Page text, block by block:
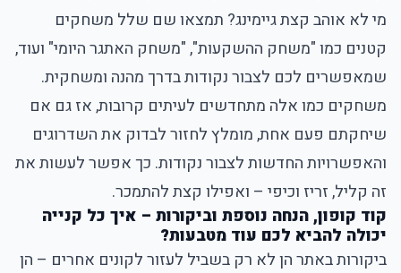
מי לא אוהב קצת גיימינג? תמצאו שם שלל משחקים
קטנים כמו "משחק ההשקעות", "משחק האתגר היומי" ועוד,
שמאפשרים לכם לצבור נקודות בדרך מהנה ומשחקית.
משחקים כמו אלה מתחדשים לעיתים קרובות, אז גם אם
שיחקתם פעם אחת, מומלץ לחזור לבדוק את השדרוגים
והאפשרויות החדשות לצבור נקודות. כך אפשר לעשות את
זה קליל, זריז וכיפי – ואפילו קצת להתמכר.
קוד קופון, הנחה נוספת וביקורות – איך כל קנייה
יכולה להביא לכם עוד מטבעות?
ביקורות באתר הן לא רק בשביל לעזור לקונים אחרים – הן